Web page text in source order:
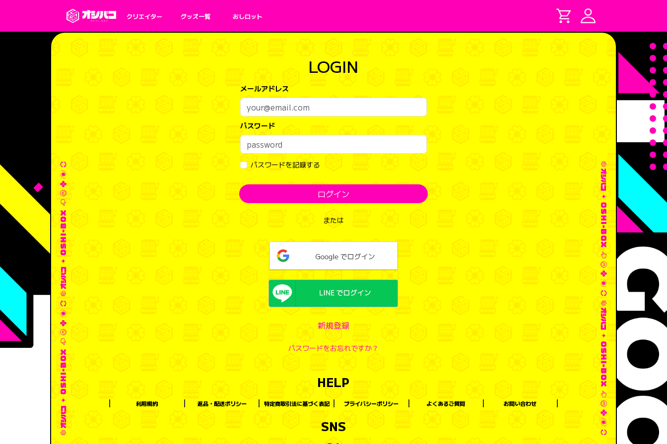
クリエイター グッズ一覧 おしロット
LOGIN
メールアドレス
パスワード
パスワードを記録する
ログイン
または
新規登録
パスワードをお忘れですか？
HELP
利用規約 返品・配送ポリシー 特定商取引法に基づく表記 プライバシーポリシー よくあるご質問 お問い合わせ
SNS